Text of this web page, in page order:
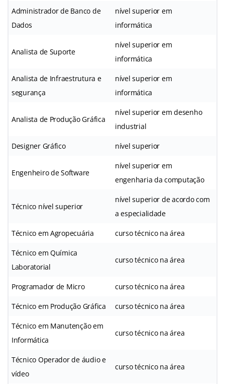
Administrador de Banco de
Dados
nível superior em
informática
Analista de Suporte
nível superior em
informática
Analista de Infraestrutura e
segurança
nível superior em
informática
Analista de Produção Gráfica
nível superior em desenho
industrial
Designer Gráfico nível superior
Engenheiro de Software
nível superior em
engenharia da computação
Técnico nível superior
nível superior de acordo com
a especialidade
Técnico em Agropecuária curso técnico na área
Técnico em Química
Laboratorial
curso técnico na área
Programador de Micro curso técnico na área
Técnico em Produção Gráfica curso técnico na área
Técnico em Manutenção em
Informática
curso técnico na área
Técnico Operador de áudio e
vídeo
curso técnico na área